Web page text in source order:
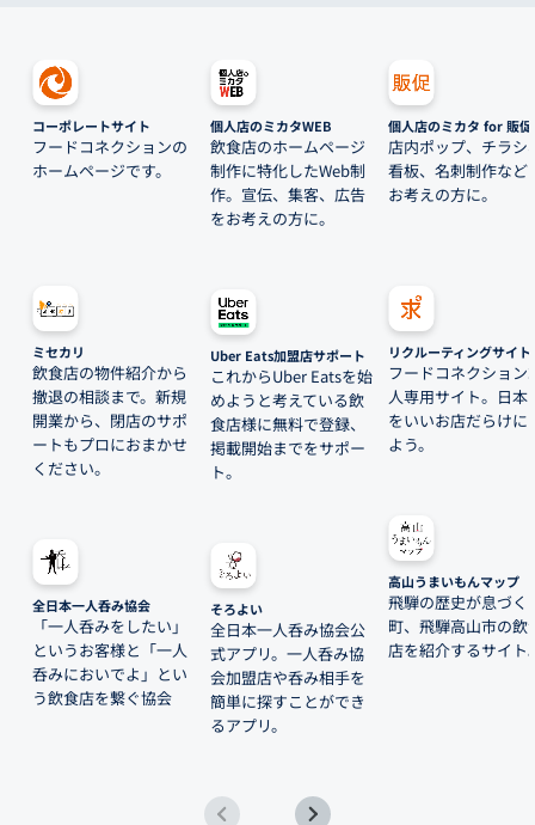
コーポレートサイト
フードコネクションの
ホームページです。
ミセカリ
飲食店の物件紹介から
撤退の相談まで。新規
開業から、閉店のサポ
ートもプロにおまかせ
ください。
全日本一人呑み協会
「一人呑みをしたい」
というお客様と「一人
呑みにおいでよ」とい
う飲食店を繋ぐ協会
個人店のミカタWEB
飲食店のホームページ
制作に特化したWeb制
作。宣伝、集客、広告
をお考えの方に。
Uber Eats加盟店サポート
これからUber Eatsを始
めようと考えている飲
食店様に無料で登録、
掲載開始までをサポー
ト。
そろよい
全日本一人呑み協会公
式アプリ。一人呑み協
会加盟店や呑み相手を
簡単に探すことができ
るアプリ。
個人店のミカタ for 販促
店内ポップ、チラシ
看板、名刺制作など
お考えの方に。
リクルーティングサイト
フードコネクション
人専用サイト。日本
をいいお店だらけに
よう。
高山うまいもんマップ
飛騨の歴史が息づく
町、飛騨高山市の飲
店を紹介するサイト